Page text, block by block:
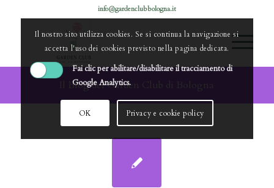
info@gardenclubbologna.it
Il Blog del Garden Club di Bologna
Il nostro sito utilizza cookies. Se si continua la navigazione si
accetta l'uso dei cookies previsto nella pagina dedicata.
Fai clic per abilitare/disabilitare il tracciamento di
Google Analytics.
OK Privacy e cookie policy